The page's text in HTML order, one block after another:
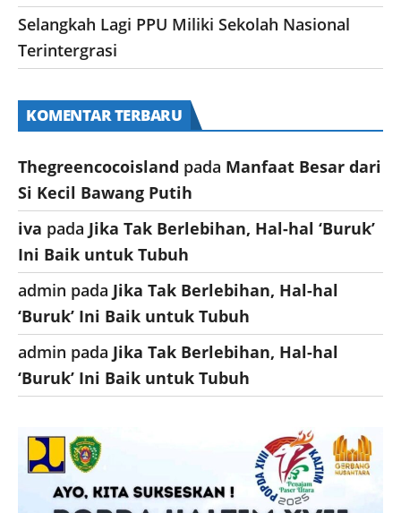
Selangkah Lagi PPU Miliki Sekolah Nasional
Terintergrasi
KOMENTAR TERBARU
Thegreencocoisland pada Manfaat Besar dari
Si Kecil Bawang Putih
iva pada Jika Tak Berlebihan, Hal-hal ‘Buruk’
Ini Baik untuk Tubuh
admin pada Jika Tak Berlebihan, Hal-hal
‘Buruk’ Ini Baik untuk Tubuh
admin pada Jika Tak Berlebihan, Hal-hal
‘Buruk’ Ini Baik untuk Tubuh